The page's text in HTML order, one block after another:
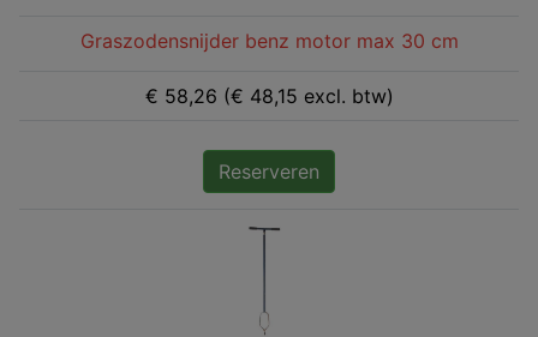
Graszodensnijder benz motor max 30 cm
€ 58,26 (€ 48,15 excl. btw)
Reserveren